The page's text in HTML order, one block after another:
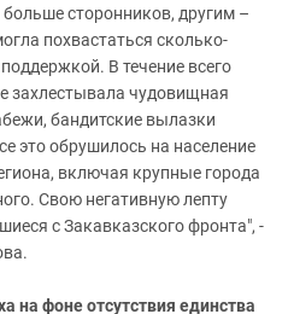
сторонников, другим –
похвастаться сколько-
В течение всего
захлестывала чудовищная
бандитские вылазки
это обрушилось на население
включая крупные города
Свою негативную лепту
с Закавказского фронта", -
на фоне отсутствия единства